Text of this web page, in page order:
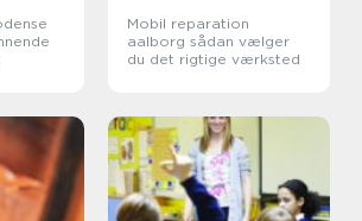
Mobil reparation
aalborg sådan vælger
du det rigtige værksted